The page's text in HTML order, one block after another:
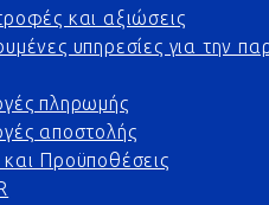
και αξιώσεις
υπηρεσίες για την
πληρωμής
αποστολής
Προϋποθέσεις